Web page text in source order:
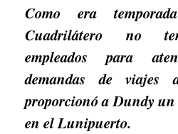
Como era
Cuadrilátero no
empleados para
demandas de
proporcionó a Dundy
en el Lunipuerto.